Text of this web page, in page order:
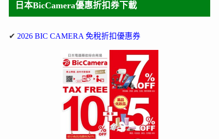
日本BicCamera優惠折扣券下載
✔ 2026 BIC CAMERA 免稅折扣優惠券